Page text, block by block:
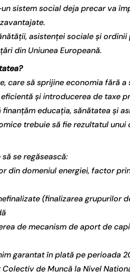
sistem social deja precar va
asistenței sociale și
din Uniunea Europeană.
care să sprijine economia fără
și introducerea de taxe
educația, sănătatea și
trebuie să fie rezultatul
se regăsească:
din domeniul energiei, factor
(finalizarea grupurilor
de mecanism de aport de
garantat în plată pe perioada
de Muncă la Nivel